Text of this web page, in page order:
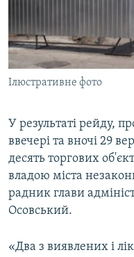
СВІДЧЕННЯ ОКУПАЦІЇ
УКРАЇНСЬКА ПРОБЛЕМА
ІНФОГРАФІКА
Русский
Qırımtatar
ДОЛУЧАЙСЯ!
Усі сайти RFE/RL
Ілюстративне фото
У результаті рейду,
ввечері та вночі 29
десять торгових
владою міста
радник глави
Осовський.
«Два з виявлених і